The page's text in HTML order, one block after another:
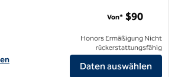
Suites by Hilton Atascadero anzeigen
Von* $90
Honors Ermäßigung Nicht
rückerstattungsfähig
Daten auswählen